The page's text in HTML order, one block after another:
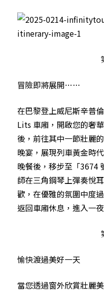
冒險即將展開……
在巴黎登上威尼斯辛普
Lits 車廂，開啟您的奢
後，前往其中一節壯麗
晚宴，展現列車黃金時
晚餐後，移步至「3674
師在三角鋼琴上彈奏悅
歡，在優雅的氛圍中度
返回車廂休息，進入一
愉快渡過美好一天
當您透過窗外欣賞壯麗